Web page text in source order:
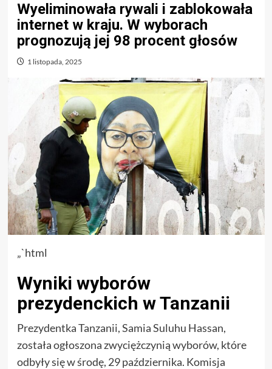
Wyeliminowała rywali i zablokowała
internet w kraju. W wyborach
prognozują jej 98 procent głosów
1 listopada, 2025
„`html
Wyniki wyborów
prezydenckich w Tanzanii
Prezydentka Tanzanii, Samia Suluhu Hassan,
została ogłoszona zwyciężczynią wyborów, które
odbyły się w środę, 29 października. Komisja